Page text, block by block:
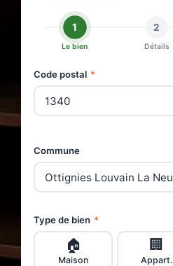
1
Le bien
2
Détails
Code postal *
Commune
Type de bien *
🏠
Maison
🏢
Appart.